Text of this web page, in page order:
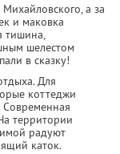
а за
и маковка
тишина,
шелестом
в сказку!
Для
коттеджи
территории
радуют
каток.